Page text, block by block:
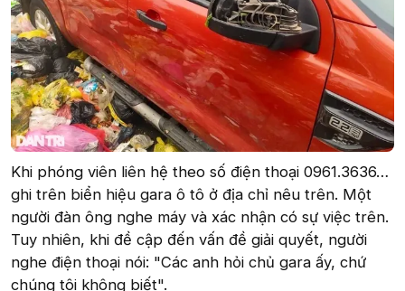
Khi phóng viên liên hệ theo số điện thoại 0961.3636…
ghi trên biển hiệu gara ô tô ở địa chỉ nêu trên. Một
người đàn ông nghe máy và xác nhận có sự việc trên.
Tuy nhiên, khi đề cập đến vấn đề giải quyết, người
nghe điện thoại nói: "Các anh hỏi chủ gara ấy, chứ
chúng tôi không biết".